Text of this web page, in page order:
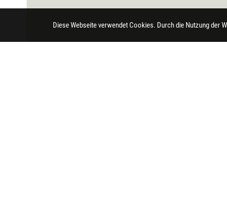
Diese Webseite verwendet Cookies. Durch die Nutzung der